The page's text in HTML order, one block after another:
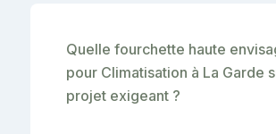
Quelle fourchette haute
pour Climatisation à La Garde
projet exigeant ?